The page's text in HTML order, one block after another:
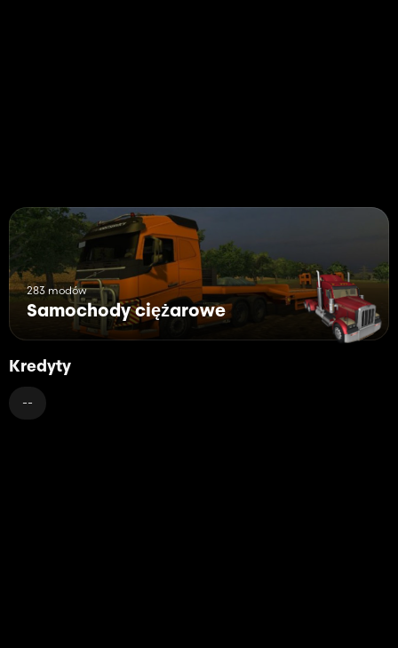
283 modów
Samochody ciężarowe
Kredyty
--